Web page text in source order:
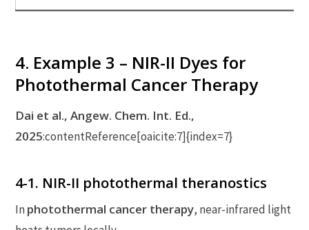
4. Example 3 – NIR-II Dyes for
Photothermal Cancer Therapy
Dai et al., Angew. Chem. Int. Ed.,
2025:contentReference[oaicite:7]{index=7}
4-1. NIR-II photothermal theranostics
Inphotothermal cancer therapy, near-infrared light